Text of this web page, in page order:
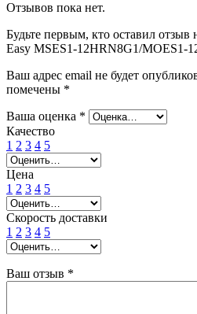
Отзывов пока нет.
Будьте первым, кто оставил
Easy MSES1-12HRN8G1/MOES1-
Ваш адрес email не будет
помечены *
Ваша оценка *
Качество
1 2 3 4 5
Цена
1 2 3 4 5
Скорость доставки
1 2 3 4 5
Ваш отзыв *